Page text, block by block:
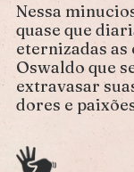
Nessa
quase que
eternizadas
Oswaldo que
extravasar
dores e